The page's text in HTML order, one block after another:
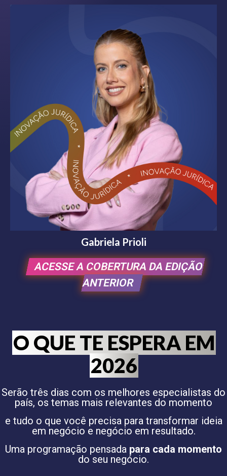
Gabriela Prioli
ACESSE A COBERTURA DA EDIÇÃO
ANTERIOR
O QUE TE ESPERA EM
2026
Serão três dias com os melhores especialistas do
país, os temas mais relevantes do momento
e tudo o que você precisa para transformar ideia
em negócio e negócio em resultado.
Uma programação pensada para cada momento
do seu negócio.